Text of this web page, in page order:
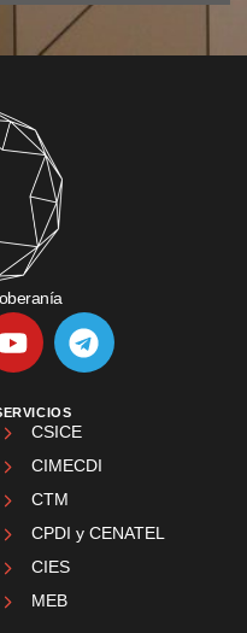
CSICE
CIMECDI
CTM
CPDI y CENATEL
CIES
MEB